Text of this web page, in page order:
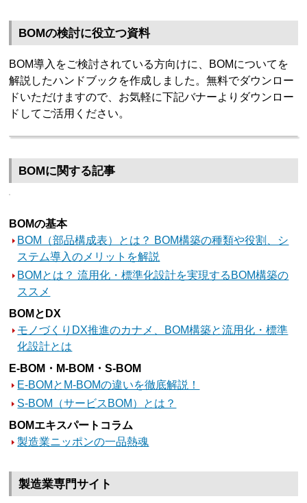
BOMの検討に役立つ資料
BOM導入をご検討されている方向けに、BOMについてを
解説したハンドブックを作成しました。無料でダウンロー
ドいただけますので、お気軽に下記バナーよりダウンロー
ドしてご活用ください。
BOMに関する記事
BOMの基本
BOM（部品構成表）とは？ BOM構築の種類や役割、シ
ステム導入のメリットを解説
BOMとは？ 流用化・標準化設計を実現するBOM構築の
ススメ
BOMとDX
モノづくりDX推進のカナメ、BOM構築と流用化・標準
化設計とは
E-BOM・M-BOM・S-BOM
E-BOMとM-BOMの違いを徹底解説！
S-BOM（サービスBOM）とは？
BOMエキスパートコラム
製造業ニッポンの一品熱魂
製造業専門サイト